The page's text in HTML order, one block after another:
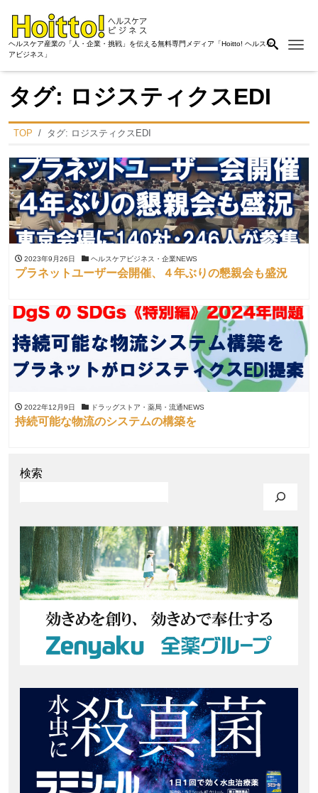
ヘルスケア産業の「人・企業・挑戦」を伝える無料専門メディア「Hoitto! ヘルスケ
アビジネス」
タグ: ロジスティクスEDI
TOP タグ: ロジスティクスEDI
2023年9月26日 ヘルスケアビジネス・企業NEWS
プラネットユーザー会開催、４年ぶりの懇親会も盛況
2022年12月9日 ドラッグストア・薬局・流通NEWS
持続可能な物流のシステムの構築を
検索